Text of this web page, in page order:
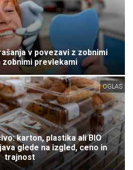
v povezavi z zobnimi
zobnimi prevlekami
OGLAS
karton, plastika ali BIO
glede na izgled, ceno in
trajnost